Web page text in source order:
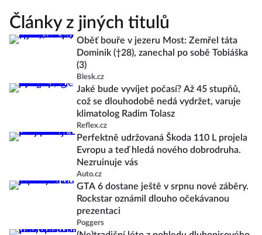
Články z jiných titulů
Oběť bouře v jezeru Most: Zemřel táta
Dominik (†28), zanechal po sobě Tobiáška
(3)
Blesk.cz
Jaké bude vyvíjet počasí? Až 45 stupňů,
což se dlouhodobě nedá vydržet, varuje
klimatolog Radim Tolasz
Reflex.cz
Perfektně udržovaná Škoda 110 L projela
Evropu a teď hledá nového dobrodruha.
Nezruinuje vás
Auto.cz
GTA 6 dostane ještě v srpnu nové záběry.
Rockstar oznámil dlouho očekávanou
prezentaci
Poggers